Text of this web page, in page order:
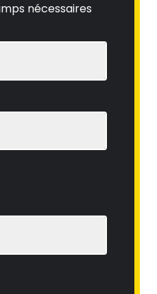
nécessaires